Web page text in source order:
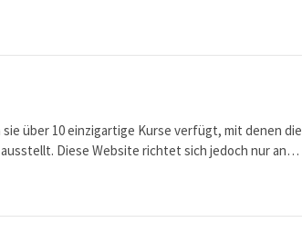
über 10 einzigartige Kurse verfügt, mit denen die
Diese Website richtet sich jedoch nur an…